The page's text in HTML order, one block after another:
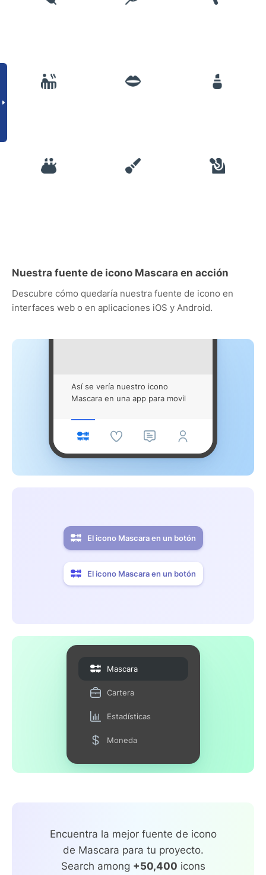
Nuestra fuente de icono Mascara en acción
Descubre cómo quedaría nuestra fuente de icono en
interfaces web o en aplicaciones iOS y Android.
Así se vería nuestro icono
Mascara en una app para movil
El icono Mascara en un botón
El icono Mascara en un botón
Mascara
Cartera
Estadísticas
Moneda
Encuentra la mejor fuente de icono
de Mascara para tu proyecto.
Search among +50,400 icons